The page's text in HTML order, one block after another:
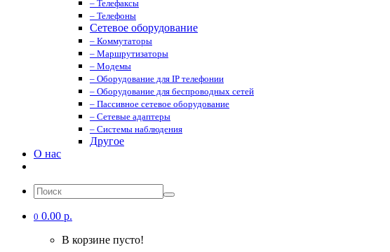
– Телефаксы
– Телефоны
Сетевое оборудование
– Коммутаторы
– Маршрутизаторы
– Модемы
– Оборудование для IP телефонии
– Оборудование для беспроводных сетей
– Пассивное сетевое оборудование
– Сетевые адаптеры
– Системы наблюдения
Другое
О нас
0 0.00 р.
В корзине пусто!